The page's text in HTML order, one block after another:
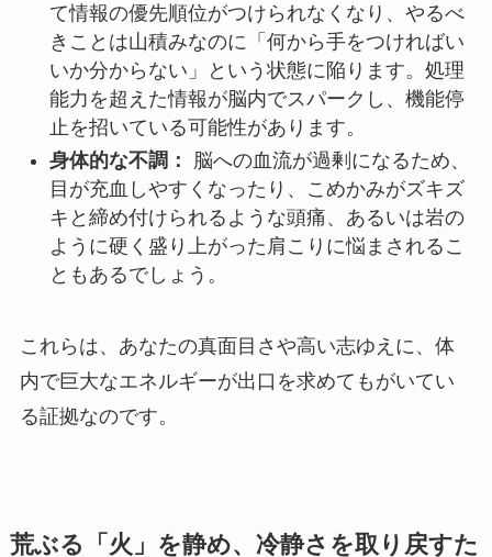
て情報の優先順位がつけられなくなり、やるべ
きことは山積みなのに「何から手をつければい
いか分からない」という状態に陥ります。処理
能力を超えた情報が脳内でスパークし、機能停
止を招いている可能性があります。
身体的な不調：
脳への血流が過剰になるため、
目が充血しやすくなったり、こめかみがズキズ
キと締め付けられるような頭痛、あるいは岩の
ように硬く盛り上がった肩こりに悩まされるこ
ともあるでしょう。
これらは、あなたの真面目さや高い志ゆえに、体
内で巨大なエネルギーが出口を求めてもがいてい
る証拠なのです。
荒ぶる「火」を静め、冷静さを取り戻すた